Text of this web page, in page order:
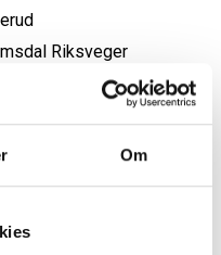
Om
Riksveger
- Riksveger
2025